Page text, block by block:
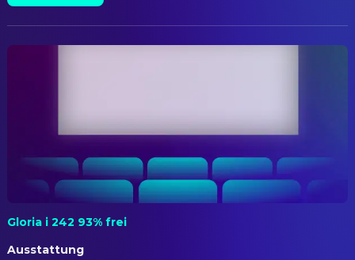
Gloria i 242 93% frei
Ausstattung